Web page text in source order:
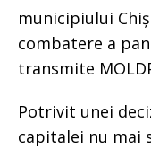
municipiului
combatere a
transmite
Potrivit unei
capitalei nu mai